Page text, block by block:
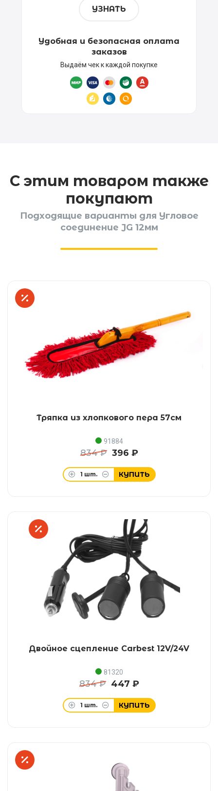
УЗНАТЬ
Удобная и безопасная оплата
заказов
Выдаём чек к каждой покупке
С этим товаром также
покупают
Подходящие варианты для Угловое
соединение JG 12мм
Тряпка из хлопкового пера 57см
91884
834 ₽ 396 ₽
1 шт. КУПИТЬ
Двойное сцепление Carbest 12V/24V
81320
834 ₽ 447 ₽
1 шт. КУПИТЬ